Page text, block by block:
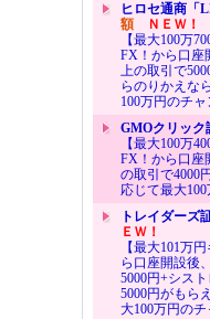
ヒロセ通商「
額ＮＥＷ！
【最大100万
FX！から口座
上の取引で
らのりかえな
100万円のチャ
GMOクリック
【最大100万
FX！から口座
の取引で4000
応じて最大
トレイダーズ
ＥＷ！
【最大101万
ら口座開設後
5000円+シス
5000円がもら
大100万円のチ